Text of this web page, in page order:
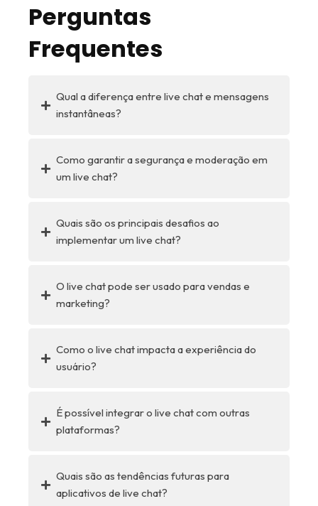
Perguntas
Frequentes
Qual a diferença entre live chat e mensagens
instantâneas?
Como garantir a segurança e moderação em
um live chat?
Quais são os principais desafios ao
implementar um live chat?
O live chat pode ser usado para vendas e
marketing?
Como o live chat impacta a experiência do
usuário?
É possível integrar o live chat com outras
plataformas?
Quais são as tendências futuras para
aplicativos de live chat?